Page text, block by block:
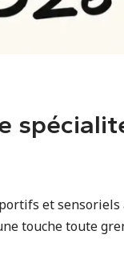
et
touche toute